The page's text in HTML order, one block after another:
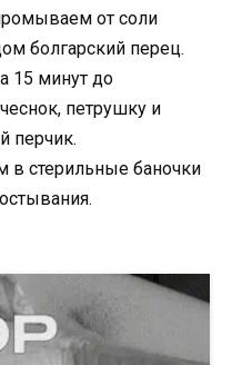
от соли
болгарский перец.
15 минут до
петрушку и
перчик.
в стерильные баночки